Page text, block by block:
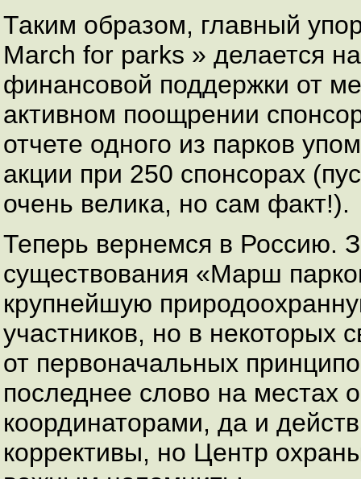
Таким образом, главный
March for parks » делается
финансовой поддержки от
активном поощрении
отчете одного из парков
акции при 250 спонсорах
очень велика, но сам факт!).
Теперь вернемся в Россию.
существования «Марш
крупнейшую
участников, но в некоторых
от первоначальных
последнее слово на местах
координаторами, да и
коррективы, но Центр